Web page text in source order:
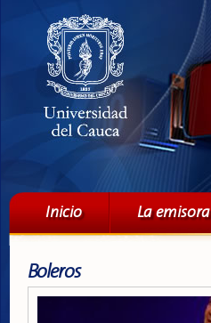
Menú principal
Inicio La emisora
Boleros